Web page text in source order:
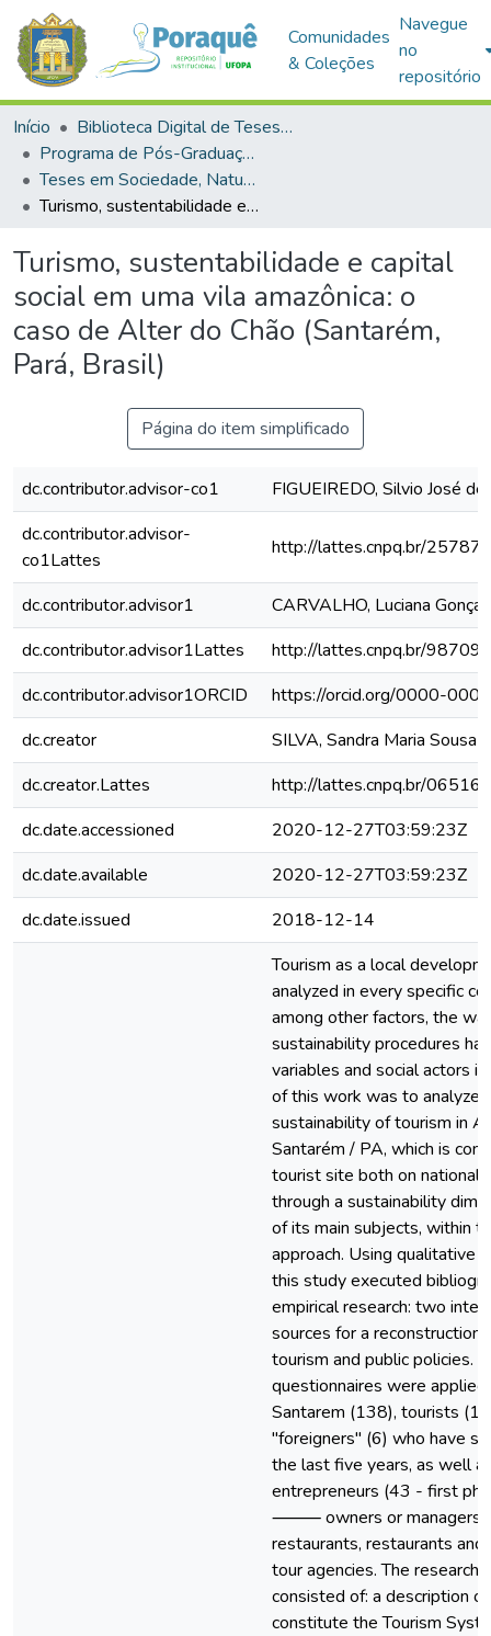
Comunidades
& Coleções
Navegue
no
repositório
Início
Biblioteca Digital de Teses e Dissertações (BDTD)
Programa de Pós-Graduação em Sociedade, Natureza e Desenvolvimento (PPGSND)
Teses em Sociedade, Natureza e Desenvolvimento (Doutorado)
Turismo, sustentabilidade e capital social em uma vila amazônica: o caso de Alter do Chão (Santarém, Pará, Brasil)
Turismo, sustentabilidade e capital
social em uma vila amazônica: o
caso de Alter do Chão (Santarém,
Pará, Brasil)
Página do item simplificado
dc.contributor.advisor-co1
FIGUEIREDO, Silvio José de
dc.contributor.advisor-
co1Lattes
http://lattes.cnpq.br/
dc.contributor.advisor1
CARVALHO, Luciana
dc.contributor.advisor1Lattes
http://lattes.cnpq.br/
dc.contributor.advisor1ORCID
https://orcid.org/0000-
dc.creator
SILVA, Sandra Maria Sousa
dc.creator.Lattes
http://lattes.cnpq.br/
dc.date.accessioned
2020-12-27T03:59:23Z
dc.date.available
2020-12-27T03:59:23Z
dc.date.issued
2018-12-14
Tourism as a local
analyzed in every specific
among other factors, the
sustainability procedures
variables and social actors
of this work was to analyze
sustainability of tourism in
Santarém / PA, which is
tourist site both on national
through a sustainability
of its main subjects, within
approach. Using qualitative
this study executed
empirical research: two
sources for a
tourism and public policies.
questionnaires were
Santarem (138), tourists
"foreigners" (6) who have
the last five years, as well
entrepreneurs (43 - first
⸻ owners or managers of
restaurants, restaurants
tour agencies. The
consisted of: a description
constitute the Tourism